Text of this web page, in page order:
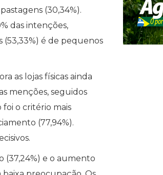
(30,34%).
das intenções,
(53,33%) é de pequenos
as lojas físicas ainda
menções, seguidos
foi o critério mais
(77,94%).
(37,24%) e o aumento